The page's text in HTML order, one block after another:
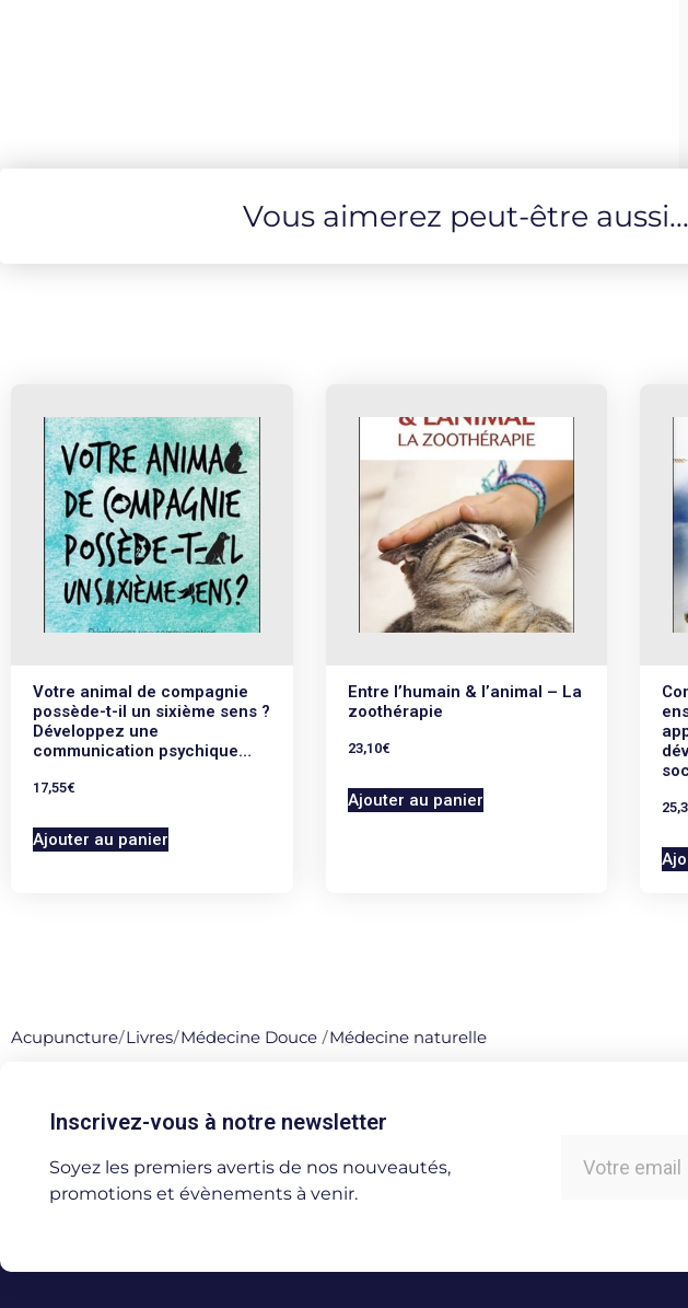
Vous aimerez peut-être aussi...
Votre animal de compagnie
possède-t-il un sixième sens ?
Développez une
communication psychique…
17,55€
Ajouter au panier
Entre l’humain & l’animal – La
zoothérapie
23,10€
Ajouter au panier
Acupuncture/Livres/Médecine Douce /Médecine naturelle
Inscrivez-vous à notre newsletter
Soyez les premiers avertis de nos nouveautés,
promotions et évènements à venir.